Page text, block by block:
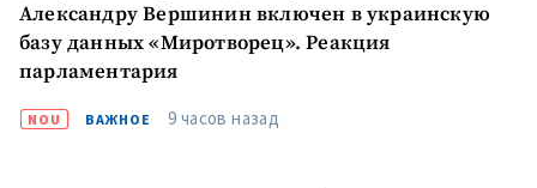
Александру Вершинин включен в украинскую
базу данных «Миротворец». Реакция
парламентария
NOU ВАЖНОЕ 9 часов назад